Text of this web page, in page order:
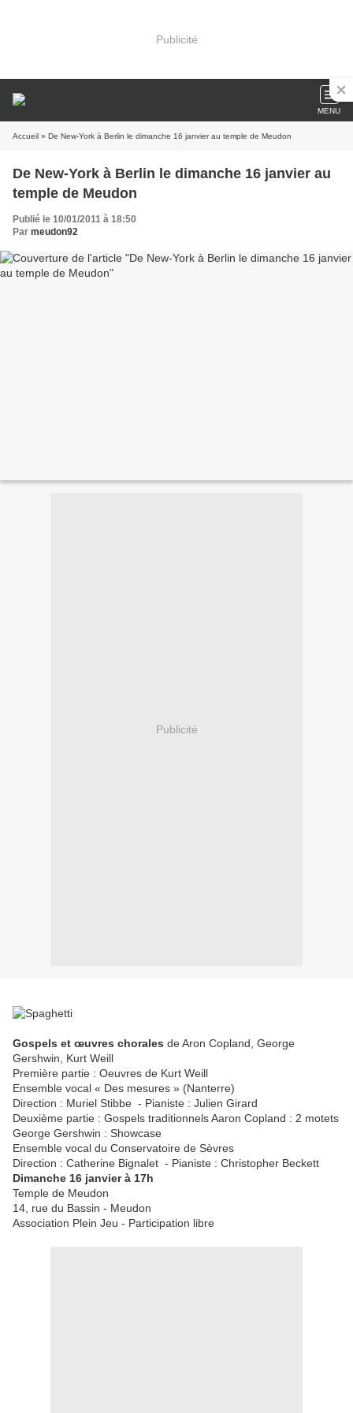
Publicité
MENU
Accueil » De New-York à Berlin le dimanche 16 janvier au temple de Meudon
De New-York à Berlin le dimanche 16 janvier au
temple de Meudon
Publié le 10/01/2011 à 18:50
Par meudon92
Publicité
Gospels et œuvres chorales de Aron Copland, George
Gershwin, Kurt Weill
Première partie : Oeuvres de Kurt Weill
Ensemble vocal « Des mesures » (Nanterre)
Direction : Muriel Stibbe - Pianiste : Julien Girard
Deuxième partie : Gospels traditionnels Aaron Copland : 2 motets
George Gershwin : Showcase
Ensemble vocal du Conservatoire de Sèvres
Direction : Catherine Bignalet - Pianiste : Christopher Beckett
Dimanche 16 janvier à 17h
Temple de Meudon
14, rue du Bassin - Meudon
Association Plein Jeu - Participation libre